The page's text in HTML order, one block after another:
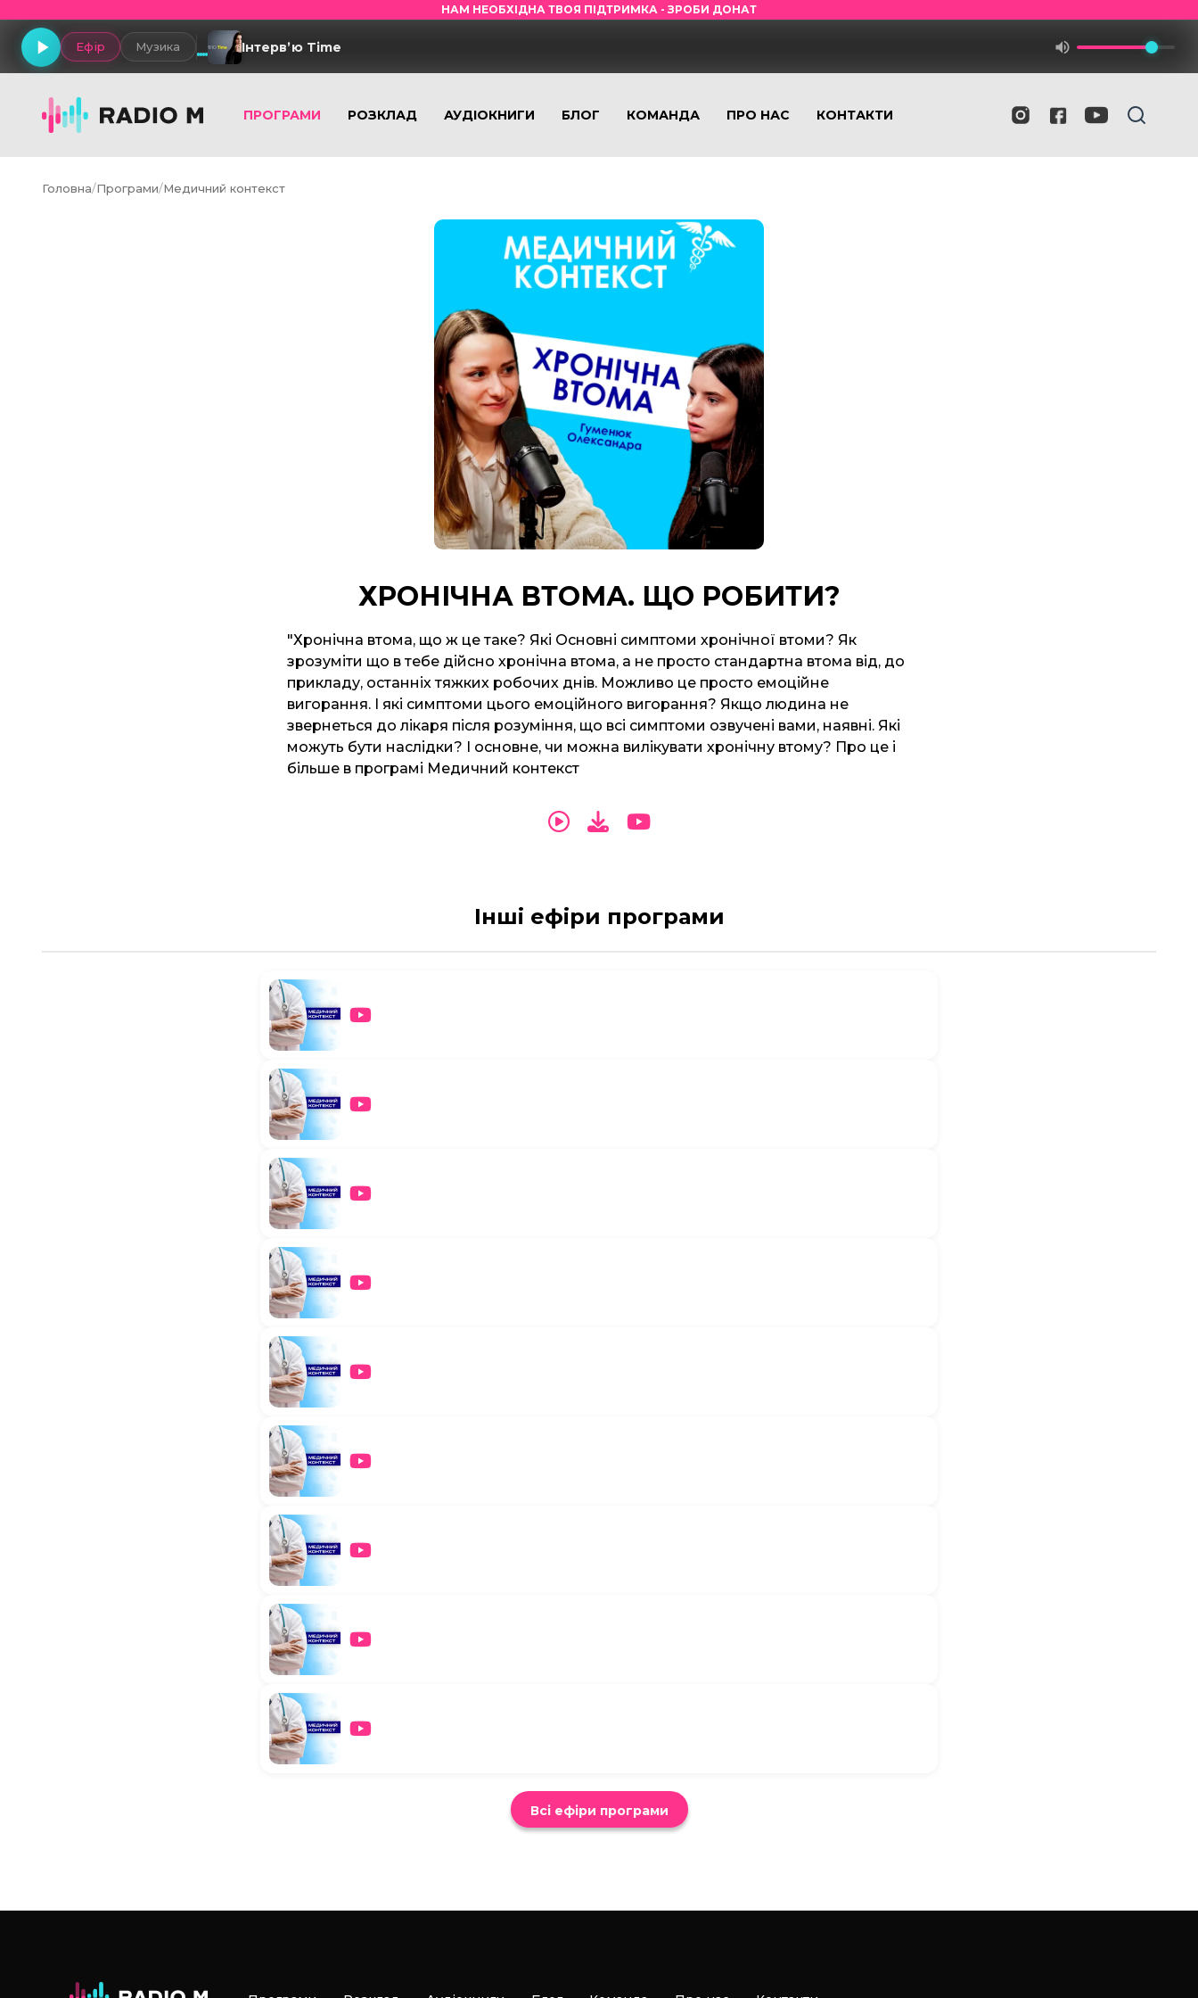
НАМ НЕОБХІДНА ТВОЯ ПІДТРИМКА - ЗРОБИ ДОНАТ
Ефір Музика Інтервʼю Time
ПРОГРАМИ РОЗКЛАД АУДІОКНИГИ БЛОГ КОМАНДА ПРО НАС КОНТАКТИ
Головна/Програми/Медичний контекст
ХРОНІЧНА ВТОМА. ЩО РОБИТИ?
"Хронічна втома, що ж це таке? Які Основні симптоми хронічної втоми? Як
зрозуміти що в тебе дійсно хронічна втома, а не просто стандартна втома від, до
прикладу, останніх тяжких робочих днів. Можливо це просто емоційне
вигорання. І які симптоми цього емоційного вигорання? Якщо людина не
звернеться до лікаря після розуміння, що всі симптоми озвучені вами, наявні. Які
можуть бути наслідки? І основне, чи можна вилікувати хронічну втому? Про це і
більше в програмі Медичний контекст
Інші ефіри програми
Всі ефіри програми